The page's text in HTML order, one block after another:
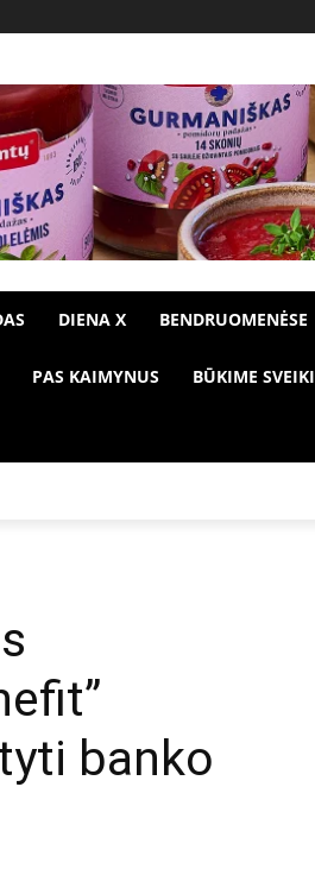
DIENA X BENDRUOMENĖSE
PAS KAIMYNUS BŪKIME SVEIKI
banko